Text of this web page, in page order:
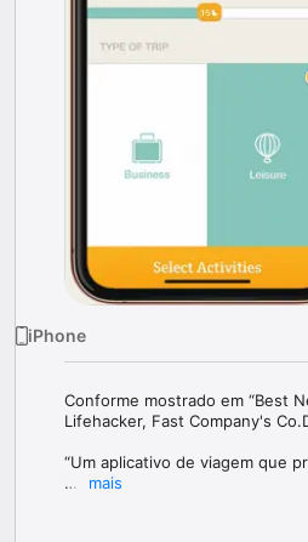
iPhone
Conforme mostrado em “Best
Lifehacker, Fast Company's
“Um aplicativo de viagem que
mais